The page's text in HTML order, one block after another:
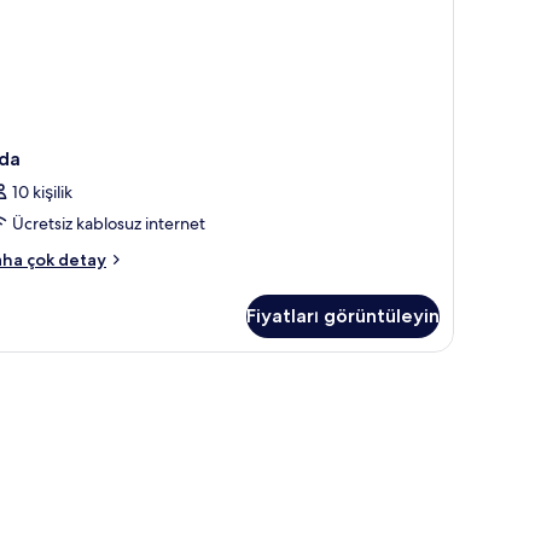
10 kişilik
Ücretsiz kablosuz internet
çok detay
Fiyatları görüntüleyin